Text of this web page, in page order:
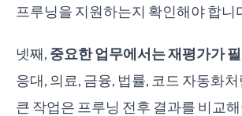
프루닝을 지원하는지 확인해야 합니
넷째, 중요한 업무에서는 재평가가
응대, 의료, 금융, 법률, 코드 자동화
큰 작업은 프루닝 전후 결과를 비교